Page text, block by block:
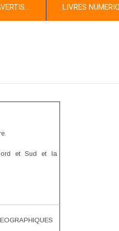
LIVRES
et Sud et la